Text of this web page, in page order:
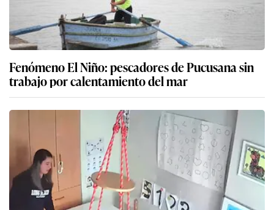
Fenómeno El Niño: pescadores de Pucusana sin
trabajo por calentamiento del mar